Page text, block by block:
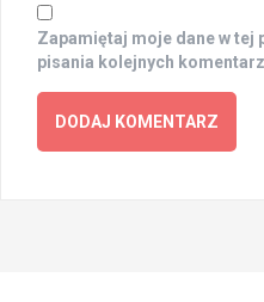
Zapamiętaj moje dane w
pisania kolejnych